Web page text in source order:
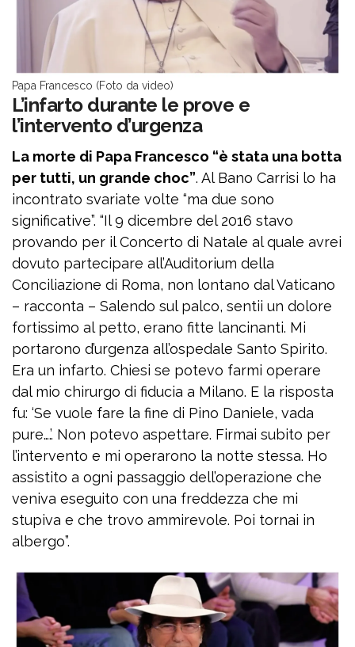
Papa Francesco (Foto da video)
L’infarto durante le prove e
l’intervento d’urgenza
La morte di Papa Francesco “è stata una botta
per tutti, un grande choc”. Al Bano Carrisi lo ha
incontrato svariate volte “ma due sono
significative”. “Il 9 dicembre del 2016 stavo
provando per il Concerto di Natale al quale avrei
dovuto partecipare all’Auditorium della
Conciliazione di Roma, non lontano dal Vaticano
– racconta – Salendo sul palco, sentii un dolore
fortissimo al petto, erano fitte lancinanti. Mi
portarono d’urgenza all’ospedale Santo Spirito.
Era un infarto. Chiesi se potevo farmi operare
dal mio chirurgo di fiducia a Milano. E la risposta
fu: ‘Se vuole fare la fine di Pino Daniele, vada
pure….’. Non potevo aspettare. Firmai subito per
l’intervento e mi operarono la notte stessa. Ho
assistito a ogni passaggio dell’operazione che
veniva eseguito con una freddezza che mi
stupiva e che trovo ammirevole. Poi tornai in
albergo”.